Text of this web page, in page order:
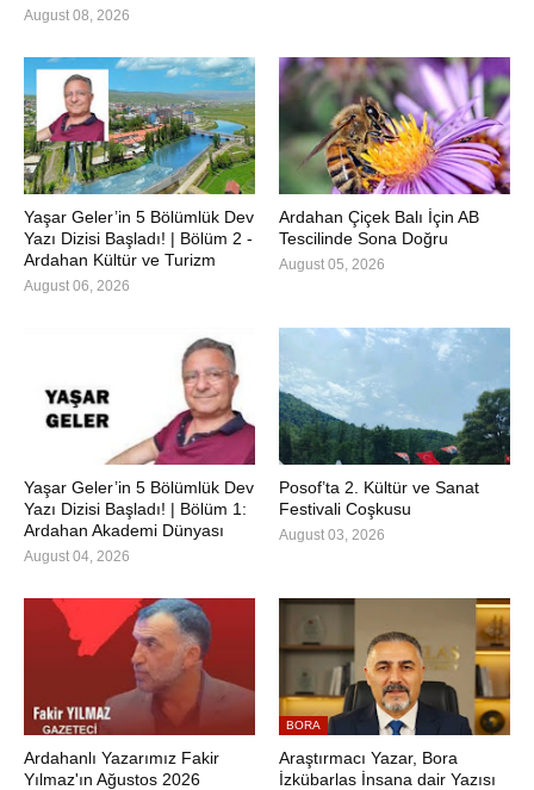
August 08, 2026
Yaşar Geler’in 5 Bölümlük Dev
Yazı Dizisi Başladı! | Bölüm 2 -
Ardahan Kültür ve Turizm
August 06, 2026
Ardahan Çiçek Balı İçin AB
Tescilinde Sona Doğru
August 05, 2026
Yaşar Geler’in 5 Bölümlük Dev
Yazı Dizisi Başladı! | Bölüm 1:
Ardahan Akademi Dünyası
August 04, 2026
Posof’ta 2. Kültür ve Sanat
Festivali Coşkusu
August 03, 2026
Ardahanlı Yazarımız Fakir
Yılmaz'ın Ağustos 2026
BORA
Araştırmacı Yazar, Bora
İzkübarlas İnsana dair Yazısı